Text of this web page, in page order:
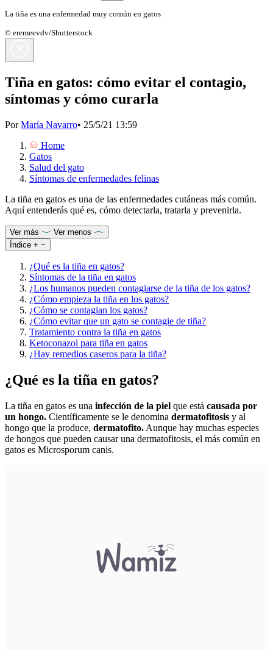
La tiña es una enfermedad muy común en gatos
© eremeevdv/Shutterstock
Tiña en gatos: cómo evitar el contagio,
síntomas y cómo curarla
PorMaría Navarro• 25/5/21 13:59
Home
Gatos
Salud del gato
Síntomas de enfermedades felinas
La tiña en gatos es una de las enfermedades cutáneas más común.
Aquí entenderás qué es, cómo detectarla, tratarla y prevenirla.
Ver más
Ver menos
Índice + −
¿Qué es la tiña en gatos?
Síntomas de la tiña en gatos
¿Los humanos pueden contagiarse de la tiña de los gatos?
¿Cómo empieza la tiña en los gatos?
¿Cómo se contagian los gatos?
¿Cómo evitar que un gato se contagie de tiña?
Tratamiento contra la tiña en gatos
Ketoconazol para tiña en gatos
¿Hay remedios caseros para la tiña?
¿Qué es la tiña en gatos?
La tiña en gatos es una infección de la piel que está causada por
un hongo. Científicamente se le denomina dermatofitosis y al
hongo que la produce, dermatofito. Aunque hay muchas especies
de hongos que pueden causar una dermatofitosis, el más común en
gatos es Microsporum canis.